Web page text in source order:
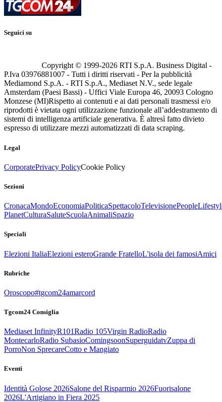
Seguici su
Copyright © 1999-2026 RTI S.p.A. Business Digital -
P.Iva 03976881007 - Tutti i diritti riservati - Per la pubblicità
Mediamond S.p.A. - RTI S.p.A., Mediaset N.V., sede legale
Amsterdam (Paesi Bassi) - Uffici Viale Europa 46, 20093 Cologno
Monzese (MI)Rispetto ai contenuti e ai dati personali trasmessi e/o
riprodotti è vietata ogni utilizzazione funzionale all’addestramento di
sistemi di intelligenza artificiale generativa. È altresì fatto divieto
espresso di utilizzare mezzi automatizzati di data scraping.
Legal
CorporatePrivacy PolicyCookie Policy
Sezioni
CronacaMondoEconomiaPoliticaSpettacoloTelevisionePeople
PlanetCulturaSaluteScuolaAnimaliSpazio
Speciali
Elezioni ItaliaElezioni esteroGrande FratelloL'isola dei famosiAmici
Rubriche
Oroscopo#tgcom24amarcord
Tgcom24 Consiglia
Mediaset InfinityR101Radio 105Virgin RadioRadio
MontecarloRadio SubasioComingsoonSuperguidatvZuppa di
PorroNon SprecareCotto e Mangiato
Eventi
Identità Golose 2026Salone del Risparmio 2026Fuorisalone
2026L'Artigiano in Fiera 2025